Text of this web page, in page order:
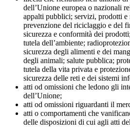
dell’Unione europea o nazionali
appalti pubblici; servizi, prodotti e
prevenzione del riciclaggio e del
sicurezza e conformità dei
tutela dell’ambiente;
sicurezza degli alimenti e dei
degli animali; salute pubblica;
tutela della vita privata e
sicurezza delle reti e dei sistemi
atti od omissioni che ledono gli
dell’Unione;
atti od omissioni riguardanti il
atti o comportamenti che
delle disposizioni di cui agli atti